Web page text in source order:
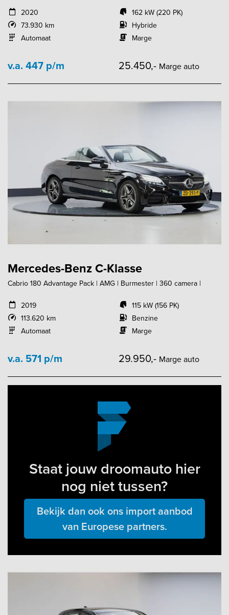
2020
73.930 km
Automaat
162 kW (220 PK)
Hybride
Marge
v.a. 447 p/m 25.450,- Marge auto
Mercedes-Benz C-Klasse
Cabrio 180 Advantage Pack | AMG | Burmester | 360 camera |
2019
113.620 km
Automaat
115 kW (156 PK)
Benzine
Marge
v.a. 571 p/m 29.950,- Marge auto
Staat jouw droomauto hier
nog niet tussen?
Bekijk dan ook ons import aanbod
van Europese partners.